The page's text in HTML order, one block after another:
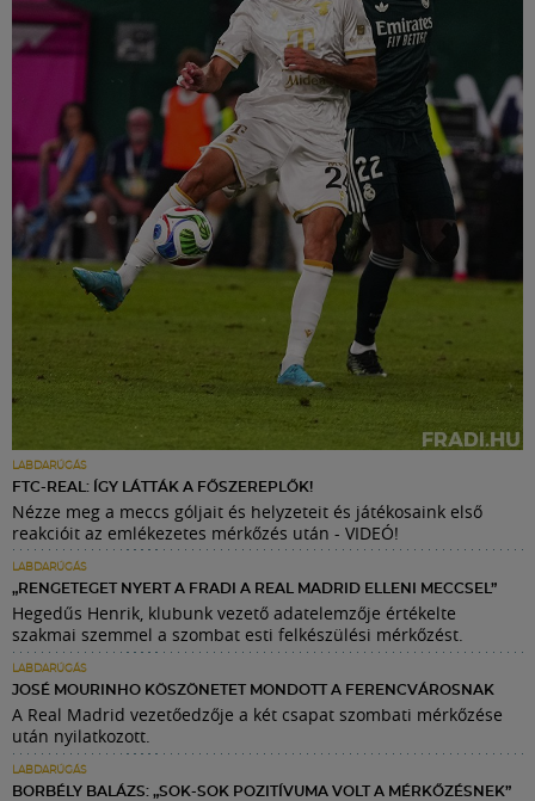
LABDARÚGÁS
FTC-REAL: ÍGY LÁTTÁK A FŐSZEREPLŐK!
Nézze meg a meccs góljait és helyzeteit és játékosaink első
reakcióit az emlékezetes mérkőzés után - VIDEÓ!
LABDARÚGÁS
„RENGETEGET NYERT A FRADI A REAL MADRID ELLENI MECCSEL”
Hegedűs Henrik, klubunk vezető adatelemzője értékelte
szakmai szemmel a szombat esti felkészülési mérkőzést.
LABDARÚGÁS
JOSÉ MOURINHO KÖSZÖNETET MONDOTT A FERENCVÁROSNAK
A Real Madrid vezetőedzője a két csapat szombati mérkőzése
után nyilatkozott.
LABDARÚGÁS
BORBÉLY BALÁZS: „SOK-SOK POZITÍVUMA VOLT A MÉRKŐZÉSNEK”